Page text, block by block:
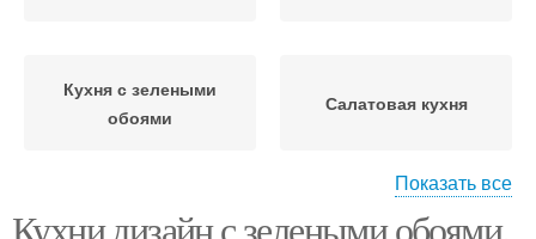
Кухня с зелеными
обоями
Салатовая кухня
Зеленые обои Обои на кухне
Показать все